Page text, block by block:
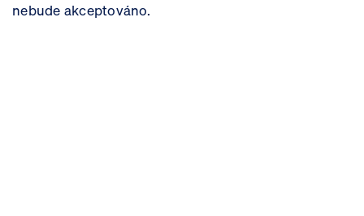
nebude akceptováno.